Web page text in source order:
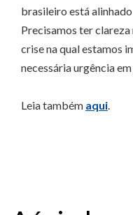
brasileiro está
Precisamos ter
crise na qual estamos
necessária urgência
Leia também aqui.